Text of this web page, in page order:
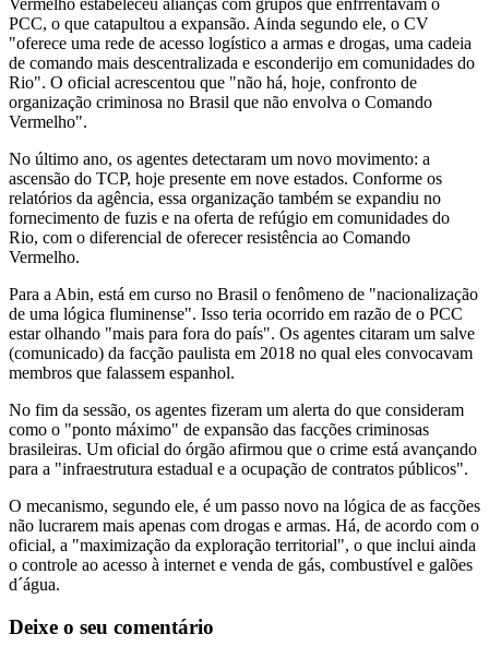
PCC, o que catapultou a expansão. Ainda segundo ele, o CV
"oferece uma rede de acesso logístico a armas e drogas, uma cadeia
de comando mais descentralizada e esconderijo em comunidades do
Rio". O oficial acrescentou que "não há, hoje, confronto de
organização criminosa no Brasil que não envolva o Comando
Vermelho".
No último ano, os agentes detectaram um novo movimento: a
ascensão do TCP, hoje presente em nove estados. Conforme os
relatórios da agência, essa organização também se expandiu no
fornecimento de fuzis e na oferta de refúgio em comunidades do
Rio, com o diferencial de oferecer resistência ao Comando
Vermelho.
Para a Abin, está em curso no Brasil o fenômeno de "nacionalização
de uma lógica fluminense". Isso teria ocorrido em razão de o PCC
estar olhando "mais para fora do país". Os agentes citaram um salve
(comunicado) da facção paulista em 2018 no qual eles convocavam
membros que falassem espanhol.
No fim da sessão, os agentes fizeram um alerta do que consideram
como o "ponto máximo" de expansão das facções criminosas
brasileiras. Um oficial do órgão afirmou que o crime está avançando
para a "infraestrutura estadual e a ocupação de contratos públicos".
O mecanismo, segundo ele, é um passo novo na lógica de as facções
não lucrarem mais apenas com drogas e armas. Há, de acordo com o
oficial, a "maximização da exploração territorial", o que inclui ainda
o controle ao acesso à internet e venda de gás, combustível e galões
d´água.
Deixe o seu comentário